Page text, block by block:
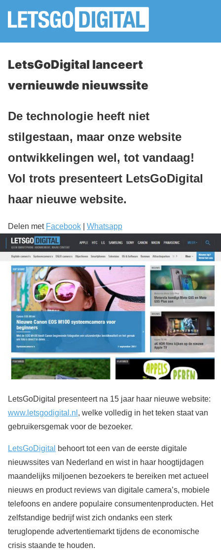
LetsGoDigital lanceert
vernieuwde nieuwssite
De technologie heeft niet
stilgestaan, maar onze website
ontwikkelingen wel, tot vandaag!
Vol trots presenteert LetsGoDigital
haar nieuwe website.
Delen met Facebook Whatsapp
LetsGoDigital presenteert na 15 jaar haar nieuwe website:
www.letsgodigital.nl , welke volledig in het teken staat van
gebruikersgemak voor de bezoeker.
LetsGoDigital
behoort tot een van de eerste digitale
nieuwssites van Nederland en wist in haar hoogtijdagen
maandelijks miljoenen bezoekers te bereiken met actueel
nieuws en product reviews van digitale camera’s, mobiele
telefoons en andere populaire consumentenproducten. Het
zelfstandige bedrijf wist zich ondanks een sterk
teruglopende advertentiemarkt tijdens de economische
crisis staande te houden.